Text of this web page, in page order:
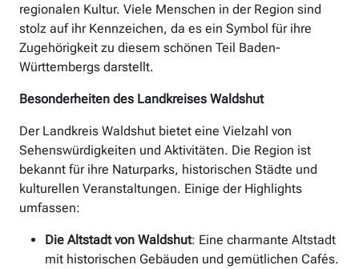
regionalen Kultur. Viele Menschen in der Region sind
stolz auf ihr Kennzeichen, da es ein Symbol für ihre
Zugehörigkeit zu diesem schönen Teil Baden-
Württembergs darstellt.
Besonderheiten des Landkreises Waldshut
Der Landkreis Waldshut bietet eine Vielzahl von
Sehenswürdigkeiten und Aktivitäten. Die Region ist
bekannt für ihre Naturparks, historischen Städte und
kulturellen Veranstaltungen. Einige der Highlights
umfassen:
Die Altstadt von Waldshut: Eine charmante Altstadt
mit historischen Gebäuden und gemütlichen Cafés.